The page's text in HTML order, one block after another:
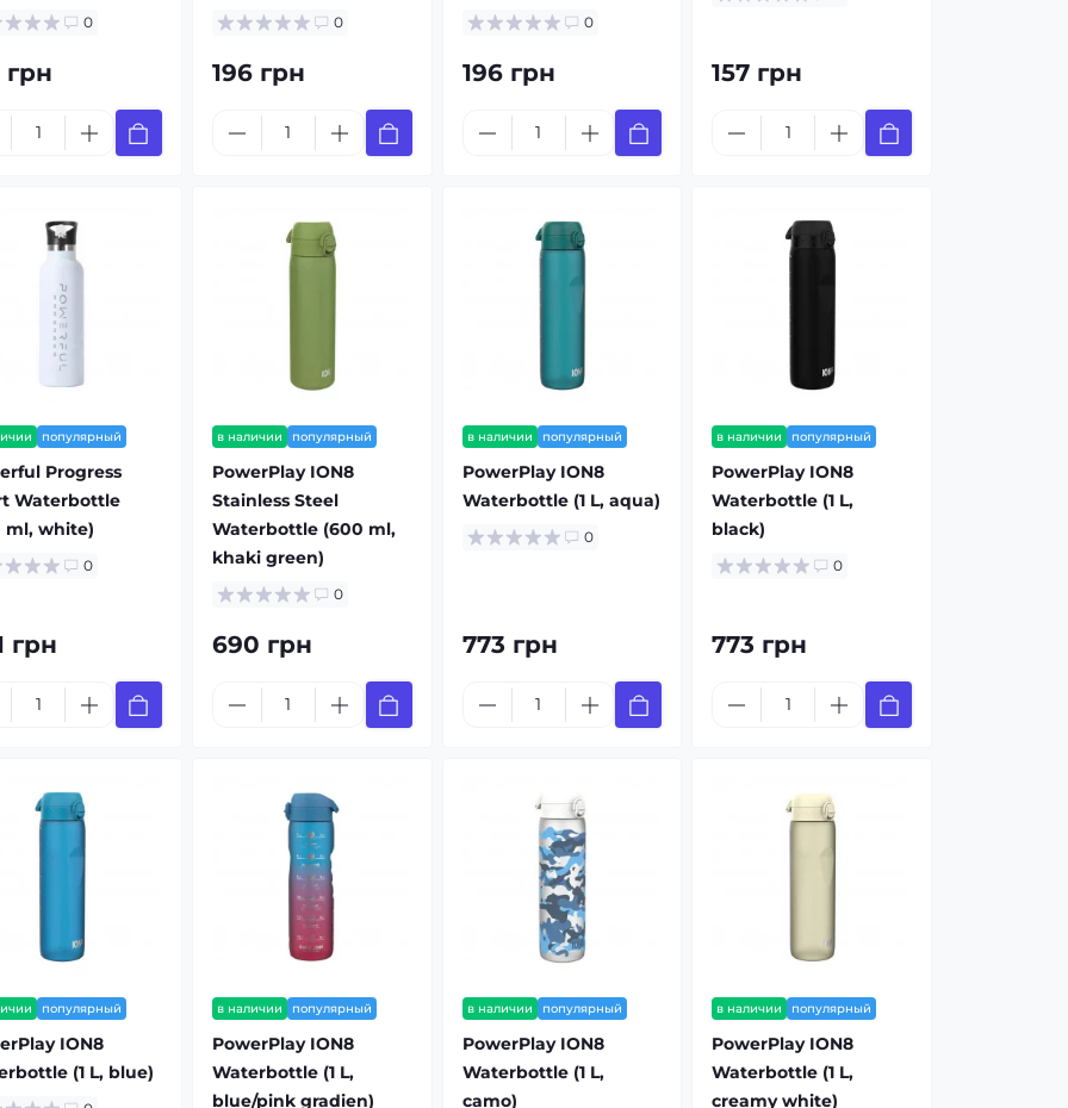
0
грн
0
196 грн
0
196 грн 157 грн
популярный
Progress
Waterbottle
ml, white)
0
грн
в наличии популярный
PowerPlay ION8
Stainless Steel
Waterbottle (600 ml,
khaki green)
0
690 грн
в наличии популярный
PowerPlay ION8
Waterbottle (1 L, aqua)
0
773 грн
в наличии популярный
PowerPlay ION8
Waterbottle (1 L,
black)
0
773 грн
популярный
ION8
(1 L, blue)
в наличии популярный
PowerPlay ION8
Waterbottle (1 L,
blue/pink gradien)
в наличии популярный
PowerPlay ION8
Waterbottle (1 L,
camo)
в наличии популярный
PowerPlay ION8
Waterbottle (1 L,
creamy white)